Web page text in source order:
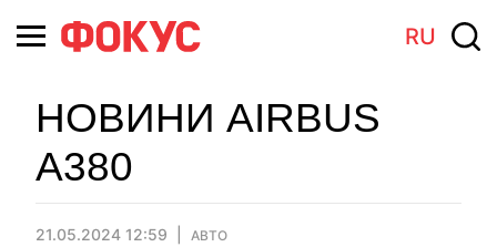
RU
НОВИНИ AIRBUS
A380
21.05.2024 12:59 АВТО